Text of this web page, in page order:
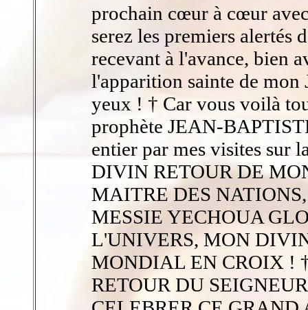
prochain cœur à cœur
serez les premiers
recevant à l'avance, bien
l'apparition sainte de mon
yeux ! † Car vous voilà
prophète JEAN-
entier par mes visites sur
DIVIN RETOUR DE
MAITRE DES
MESSIE YECHOUA
L'UNIVERS, MON
MONDIAL EN CROIX !
RETOUR DU